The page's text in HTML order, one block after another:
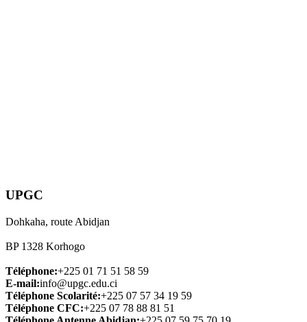
UPGC
Dohkaha, route Abidjan
BP 1328 Korhogo
Téléphone:+225 01 71 51 58 59
E-mail:info@upgc.edu.ci
Téléphone Scolarité:+225 07 57 34 19 59
Téléphone CFC:+225 07 78 88 81 51